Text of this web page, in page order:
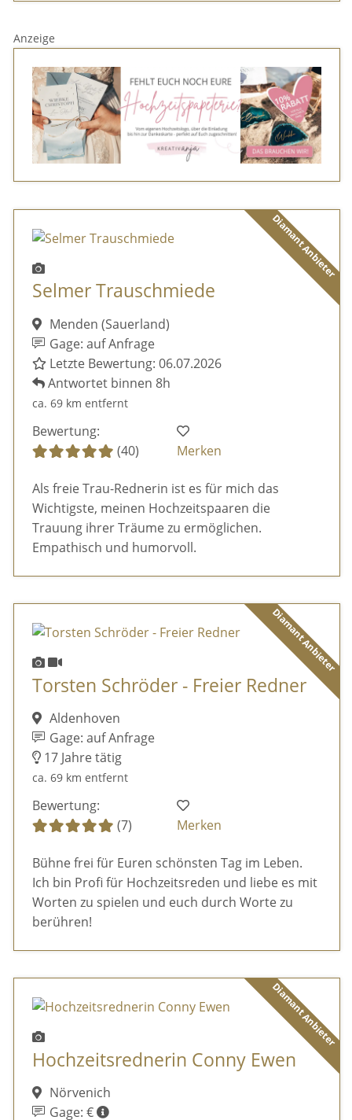
Anzeige
Diamant Anbieter
Selmer Trauschmiede
Menden (Sauerland)
Gage: auf Anfrage
Letzte Bewertung: 06.07.2026
Antwortet binnen 8h
ca. 69 km entfernt
Bewertung:
(40)
Merken
Als freie Trau-Rednerin ist es für mich das
Wichtigste, meinen Hochzeitspaaren die
Trauung ihrer Träume zu ermöglichen.
Empathisch und humorvoll.
Diamant Anbieter
Torsten Schröder - Freier Redner
Aldenhoven
Gage: auf Anfrage
17 Jahre tätig
ca. 69 km entfernt
Bewertung:
(7)
Merken
Bühne frei für Euren schönsten Tag im Leben.
Ich bin Profi für Hochzeitsreden und liebe es mit
Worten zu spielen und euch durch Worte zu
berühren!
Diamant Anbieter
Hochzeitsrednerin Conny Ewen
Nörvenich
Gage: €